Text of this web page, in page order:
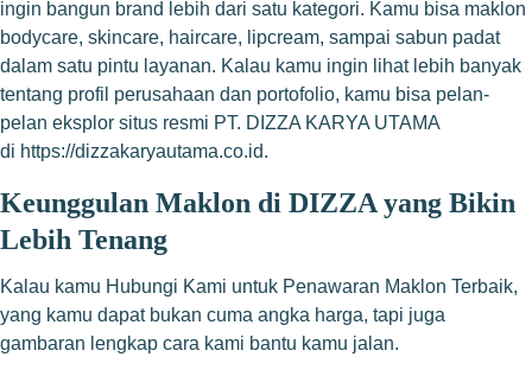
ingin bangun brand lebih dari satu kategori. Kamu bisa maklon
bodycare, skincare, haircare, lipcream, sampai sabun padat
dalam satu pintu layanan. Kalau kamu ingin lihat lebih banyak
tentang profil perusahaan dan portofolio, kamu bisa pelan-
pelan eksplor situs resmi PT. DIZZA KARYA UTAMA
di https://dizzakaryautama.co.id.
Keunggulan Maklon di DIZZA yang Bikin
Lebih Tenang
Kalau kamu Hubungi Kami untuk Penawaran Maklon Terbaik,
yang kamu dapat bukan cuma angka harga, tapi juga
gambaran lengkap cara kami bantu kamu jalan.